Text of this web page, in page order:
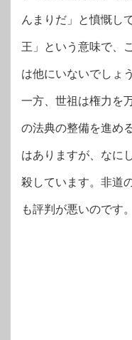
んまりだ」と憤慨し
王」という意味で、
は他にいないでしょう
一方、世祖は権力を
の法典の整備を進め
はありますが、なに
殺しています。非道
も評判が悪いのです。